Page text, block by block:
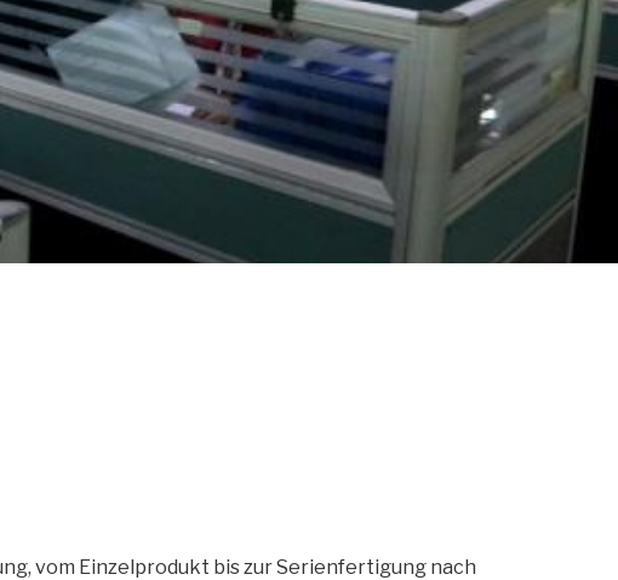
vom Einzelprodukt bis zur Serienfertigung nach